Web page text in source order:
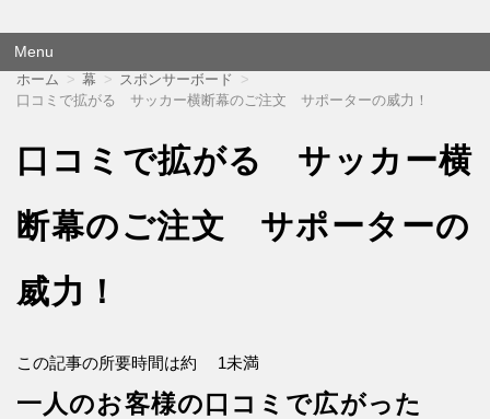
オウエンダンマク
Menu
ホーム 幕
スポンサーボード
口コミで拡がる サッカー横断幕のご注文 サポーターの威力！
口コミで拡がる サッカー横
断幕のご注文 サポーターの
威力！
この記事の所要時間は約 1未満
一人のお客様の口コミで広がった